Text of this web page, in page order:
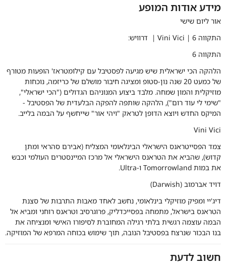
מידע אודות המופע
אור ליום שישי
התקווה 6 |
Vini Vici | דרוויש:
התקווה 6
הלהקה הכי ישראלית שיש מגיעה לפסטיבל עם קילומטראז' הופעות מטורף
של כמעט 20 שנה נון-סטופ ומציגה חיבור מושלם של כריזמה, נוכחות
מוזיקלית והמון שמחה. מלבד ביצוע המנוניהם הגדולים ("הכי ישראלי",
"שימי לי עוד רום"), הלהקה שותפה להפקה הבלעדית של הפסטיבל -
המיקס החדש ויוצא הדופן לטראק "ויהי אור" שייחשף על הבמה בלייב.
Vini Vici
צמד הפסייטראנס הישראלי הבינלאומי המצליח (אבירם סהראי ומתן
קדוש), שהביא את הטראנס הישראלי אל מרכז המיינסטרים העולמי וכבש
את במות Tomorrowland ו-Ultra.
דויד אברמוב (Darwish
)
דיג'יי ומפיק מוזיקלי בינלאומי, נחשב לאחד מאבות התרבות של סצנת
הטראנס בישראל, מתמחה בפסייכדליק, פרוגרסיב וטראנס רוחני ומביא אל
הבמה עוצמה רגשית בלתי רגילה המחוברת לסיפורו האישי ומנציחה את
בנו הבכור שנרצח בפסטיבל הנובה, תוך שימוש בכוחה המרפא של המוזיקה.
חשוב לדעת